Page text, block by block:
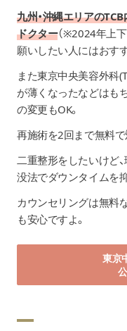
九州・沖縄エリアの
ドクター（※2024年上
願いしたい人にはおす
また東京中央美容外科
が薄くなったなどはも
の変更もOK。
再施術を2回まで無料で
二重整形をしたいけど
没法でダウンタイムを
カウンセリングは無料
も安心ですよ。
東京